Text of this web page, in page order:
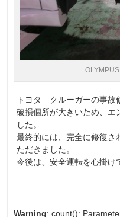
トヨタ クルーガーの事故
破損個所が大きいため、エ
した。
最終的には、完全に修復さ
ただきました。
今後は、安全運転を心掛け
Warning: count():